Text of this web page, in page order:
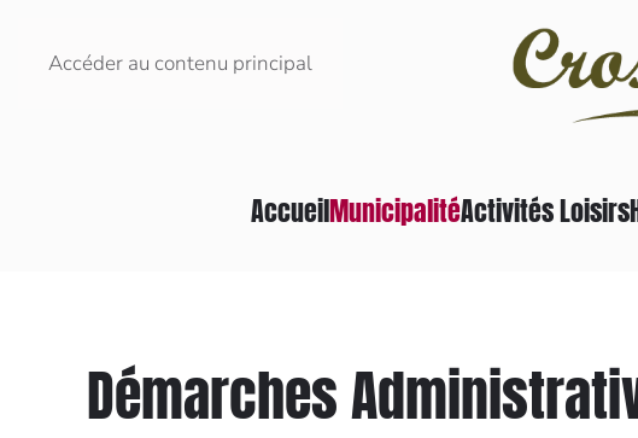
Accéder au contenu principal
AccueilMunicipalitéActivités Loisirs
Démarches